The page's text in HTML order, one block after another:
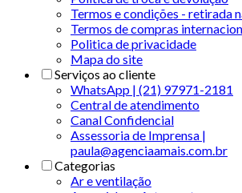
Termos e condições - retirada
Termos de compras
Politica de privacidade
Mapa do site
Serviços ao cliente
WhatsApp | (21) 97971-2181
Central de atendimento
Canal Confidencial
Assessoria de Imprensa |
paula@agenciaamais.com.br
Categorias
Ar e ventilação